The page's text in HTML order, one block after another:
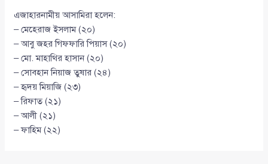
এজাহারনামীয় আসামিরা হলেন:
– মেহেরাজ ইসলাম (২০)
– আবু জহর গিফফারি পিয়াস (২০)
– মো. মাহাথির হাসান (২০)
– সোবহান নিয়াজ তুষার (২৪)
– হৃদয় মিয়াজি (২৩)
– রিফাত (২১)
– আলী (২১)
– ফাহিম (২২)